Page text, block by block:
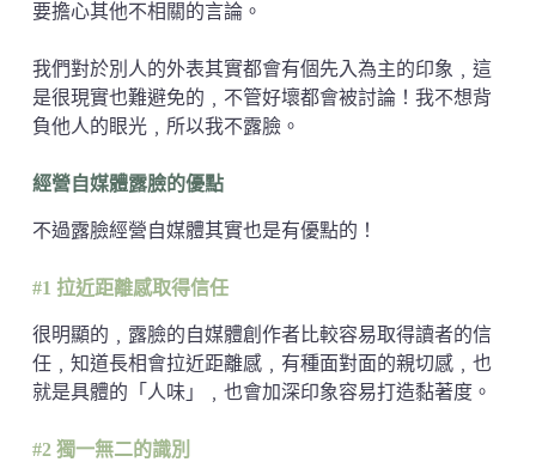
要擔心其他不相關的言論。
我們對於別人的外表其實都會有個先入為主的印象﹐這
是很現實也難避免的﹐不管好壞都會被討論！我不想背
負他人的眼光﹐所以我不露臉。
經營自媒體露臉的優點
不過露臉經營自媒體其實也是有優點的！
#1 拉近距離感取得信任
很明顯的﹐露臉的自媒體創作者比較容易取得讀者的信
任﹐知道長相會拉近距離感﹐有種面對面的親切感﹐也
就是具體的「人味」﹐也會加深印象容易打造黏著度。
#2 獨一無二的識別